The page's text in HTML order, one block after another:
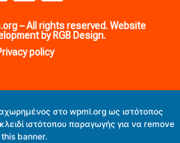
– All rights reserved. Website
by RGB Design.
policy
στοwpml.org ως ιστότοπος
ιστότοπου παραγωγής για να remove
this banner.